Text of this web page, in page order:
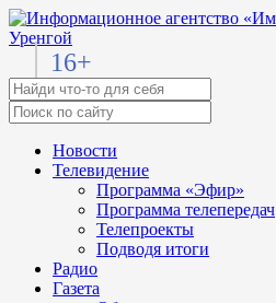
16+
Новости
Телевидение
Программа «Эфир»
Программа телепередач
Телепроекты
Подводя итоги
Радио
Газета